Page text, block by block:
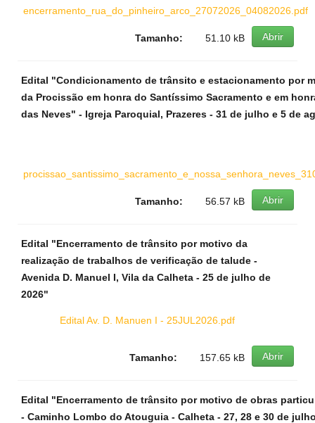
encerramento_rua_do_pinheiro_arco_27072026_04082026.pdf
Abrir
Tamanho: 51.10 kB
Edital "Condicionamento de trânsito e estacionamento por
da Procissão em honra do Santíssimo Sacramento e em
das Neves" - Igreja Paroquial, Prazeres - 31 de julho e 5 de
Abrir
Tamanho: 56.57 kB
Edital "Encerramento de trânsito por motivo da
realização de trabalhos de verificação de talude -
Avenida D. Manuel I, Vila da Calheta - 25 de julho de
2026"
Edital Av. D. Manuen I - 25JUL2026.pdf
Abrir
Tamanho: 157.65 kB
Edital "Encerramento de trânsito por motivo de obras
- Caminho Lombo do Atouguia - Calheta - 27, 28 e 30 de